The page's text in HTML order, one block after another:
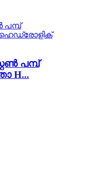
പമ്പ്
H...